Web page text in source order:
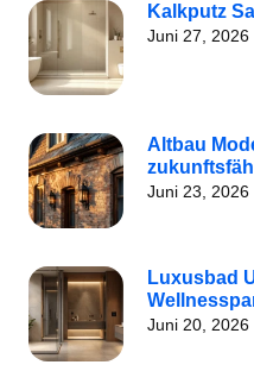
Kalkputz
Juni 27, 2026
Altbau
Juni 23, 2026
Luxusbad
Juni 20, 2026